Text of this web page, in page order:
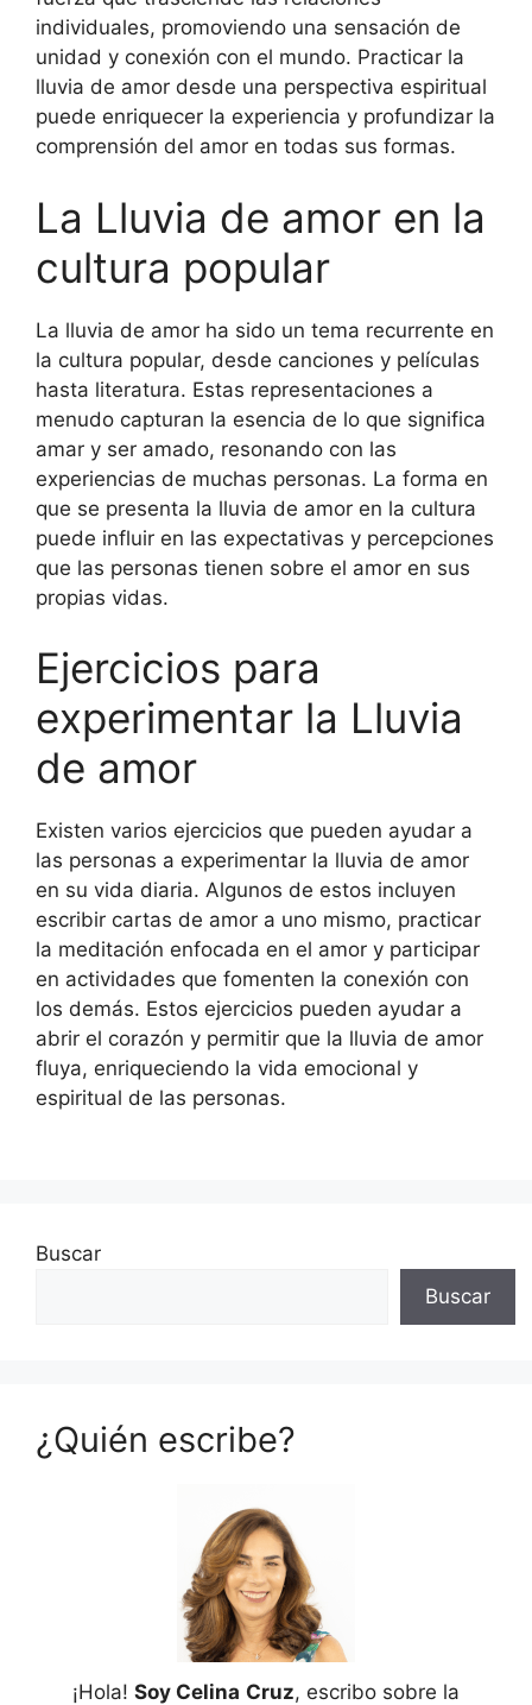
individuales, promoviendo una sensación de
unidad y conexión con el mundo. Practicar la
lluvia de amor desde una perspectiva espiritual
puede enriquecer la experiencia y profundizar la
comprensión del amor en todas sus formas.
La Lluvia de amor en la
cultura popular
La lluvia de amor ha sido un tema recurrente en
la cultura popular, desde canciones y películas
hasta literatura. Estas representaciones a
menudo capturan la esencia de lo que significa
amar y ser amado, resonando con las
experiencias de muchas personas. La forma en
que se presenta la lluvia de amor en la cultura
puede influir en las expectativas y percepciones
que las personas tienen sobre el amor en sus
propias vidas.
Ejercicios para
experimentar la Lluvia
de amor
Existen varios ejercicios que pueden ayudar a
las personas a experimentar la lluvia de amor
en su vida diaria. Algunos de estos incluyen
escribir cartas de amor a uno mismo, practicar
la meditación enfocada en el amor y participar
en actividades que fomenten la conexión con
los demás. Estos ejercicios pueden ayudar a
abrir el corazón y permitir que la lluvia de amor
fluya, enriqueciendo la vida emocional y
espiritual de las personas.
Buscar
Buscar
¿Quién escribe?
¡Hola! Soy Celina Cruz, escribo sobre la